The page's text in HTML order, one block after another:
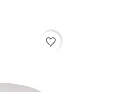
favorite_border